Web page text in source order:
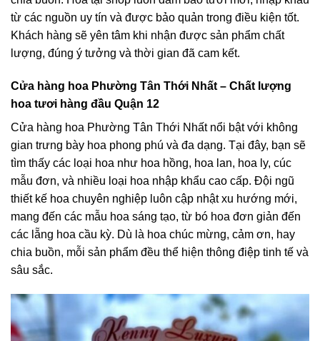
từ các nguồn uy tín và được bảo quản trong điều kiện tốt.
Khách hàng sẽ yên tâm khi nhận được sản phẩm chất
lượng, đúng ý tưởng và thời gian đã cam kết.
Cửa hàng hoa Phường Tân Thới Nhất – Chất lượng
hoa tươi hàng đầu Quận 12
Cửa hàng hoa Phường Tân Thới Nhất nổi bật với không
gian trưng bày hoa phong phú và đa dạng. Tại đây, bạn sẽ
tìm thấy các loại hoa như hoa hồng, hoa lan, hoa ly, cúc
mẫu đơn, và nhiều loại hoa nhập khẩu cao cấp. Đội ngũ
thiết kế hoa chuyên nghiệp luôn cập nhật xu hướng mới,
mang đến các mẫu hoa sáng tạo, từ bó hoa đơn giản đến
các lẵng hoa cầu kỳ. Dù là hoa chúc mừng, cảm ơn, hay
chia buồn, mỗi sản phẩm đều thể hiện thông điệp tinh tế và
sâu sắc.